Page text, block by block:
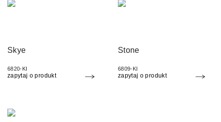
Skye
6820-KI
zapytaj o produkt
Stone
6809-KI
zapytaj o produkt